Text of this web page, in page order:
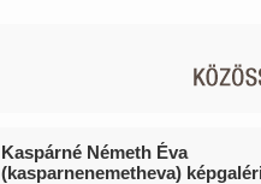
Kaspárné Németh Éva
(kasparnenemetheva)